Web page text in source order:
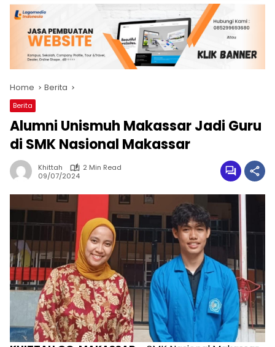
Home Berita
Berita
Alumni Unismuh Makassar Jadi Guru
di SMK Nasional Makassar
Khittah
2 Min Read
09/07/2024